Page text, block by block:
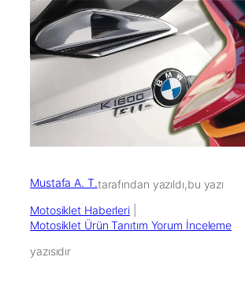
Mustafa A. T.tarafından yazıldı,bu yazı
Motosiklet Haberleri
Motosiklet Ürün Tanıtım Yorum İnceleme
yazısıdır